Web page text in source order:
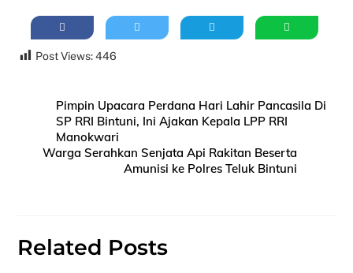
Post Views: 446
Pimpin Upacara Perdana Hari Lahir Pancasila Di
SP RRI Bintuni, Ini Ajakan Kepala LPP RRI
Manokwari
Warga Serahkan Senjata Api Rakitan Beserta
Amunisi ke Polres Teluk Bintuni
Related Posts